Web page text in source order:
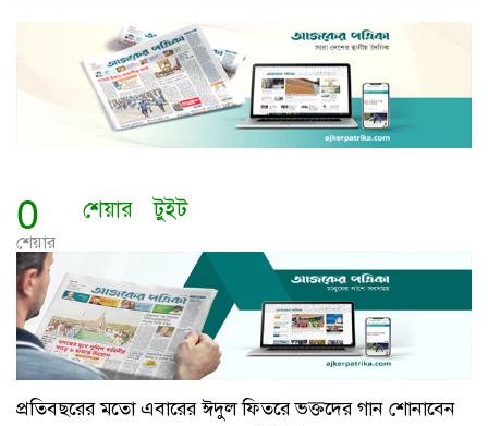
0
শেয়ার
শেয়ার টুইট
প্রতিবছরের মতো এবারের ঈদুল ফিতরে ভক্তদের গান শোনাবেন